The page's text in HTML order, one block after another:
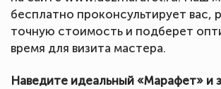
бесплатно проконсультирует вас,
точную стоимость и подберет
время для визита мастера.
Наведите идеальный «Марафет» и